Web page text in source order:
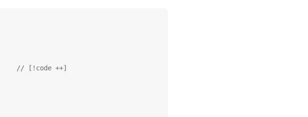
	│  └─ ucs-share				# 状态管理			// [!code ++]